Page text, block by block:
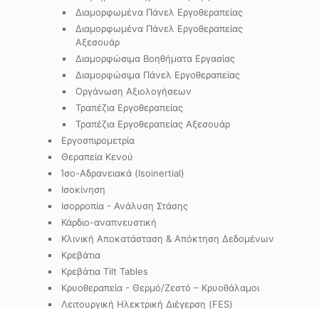
Διαμορφωμένα Πάνελ Εργοθεραπείας
Διαμορφωμένα Πάνελ Εργοθεραπείας
Αξεσουάρ
Διαμορφώσιμα Βοηθήματα Εργασίας
Διαμορφώσιμα Πάνελ Εργοθεραπείας
Οργάνωση Αξιολογήσεων
Τραπέζια Εργοθεραπείας
Τραπέζια Εργοθεραπείας Αξεσουάρ
Εργοσπιρομετρία
Θεραπεία Κενού
Ίσο-Αδρανειακά (Isoinertial)
Ισοκίνηση
Ισορροπία - Ανάλυση Στάσης
Κάρδιο-αναπνευστική
Κλινική Αποκατάσταση & Απόκτηση Δεδομένων
Κρεβάτια
Κρεβάτια Tilt Tables
Κρυοθεραπεία - Θερμό/Ζεστό – Κρυοθάλαμοι
Λειτουργική Ηλεκτρική Διέγερση (FES)